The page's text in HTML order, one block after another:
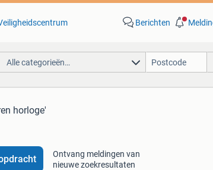
Berichten
Alle categorieën…
horloge'
Ontvang meldingen van
nieuwe zoekresultaten